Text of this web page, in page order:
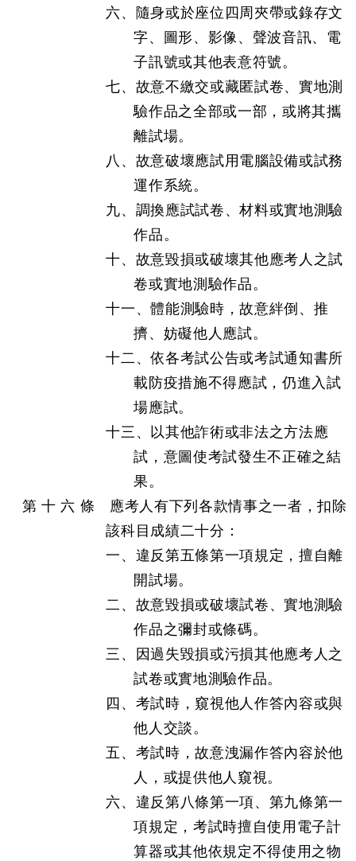
六、隨身或於座位四周夾帶或錄存文
字、圖形、影像、聲波音訊、電
子訊號或其他表意符號。
七、故意不繳交或藏匿試卷、實地測
驗作品之全部或一部，或將其攜
離試場。
八、故意破壞應試用電腦設備或試務
運作系統。
九、調換應試試卷、材料或實地測驗
作品。
十、故意毀損或破壞其他應考人之試
卷或實地測驗作品。
十一、體能測驗時，故意絆倒、推
擠、妨礙他人應試。
十二、依各考試公告或考試通知書所
載防疫措施不得應試，仍進入試
場應試。
十三、以其他詐術或非法之方法應
試，意圖使考試發生不正確之結
果。
第 十 六 條 應考人有下列各款情事之一者，扣除
該科目成績二十分：
一、違反第五條第一項規定，擅自離
開試場。
二、故意毀損或破壞試卷、實地測驗
作品之彌封或條碼。
三、因過失毀損或污損其他應考人之
試卷或實地測驗作品。
四、考試時，窺視他人作答內容或與
他人交談。
五、考試時，故意洩漏作答內容於他
人，或提供他人窺視。
六、違反第八條第一項、第九條第一
項規定，考試時擅自使用電子計
算器或其他依規定不得使用之物